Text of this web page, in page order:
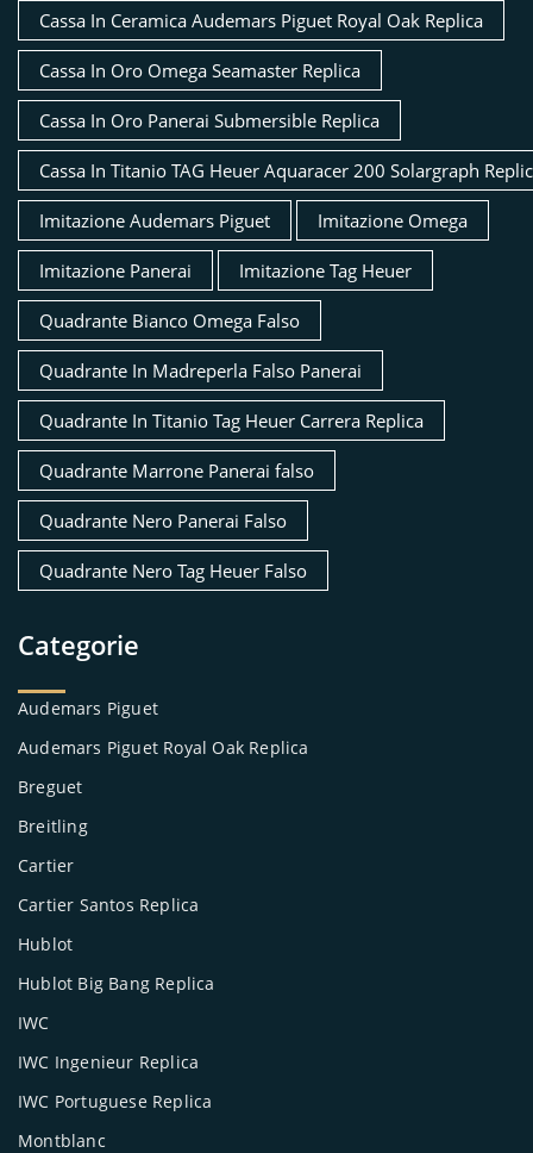
Cassa In Ceramica Audemars Piguet Royal Oak Replica
Cassa In Oro Omega Seamaster Replica
Cassa In Oro Panerai Submersible Replica
Cassa In Titanio TAG Heuer Aquaracer 200 Solargraph
Imitazione Audemars Piguet Imitazione Omega
Imitazione Panerai Imitazione Tag Heuer
Quadrante Bianco Omega Falso
Quadrante In Madreperla Falso Panerai
Quadrante In Titanio Tag Heuer Carrera Replica
Quadrante Marrone Panerai falso
Quadrante Nero Panerai Falso
Quadrante Nero Tag Heuer Falso
Categorie
Audemars Piguet
Audemars Piguet Royal Oak Replica
Breguet
Breitling
Cartier
Cartier Santos Replica
Hublot
Hublot Big Bang Replica
IWC
IWC Ingenieur Replica
IWC Portuguese Replica
Montblanc